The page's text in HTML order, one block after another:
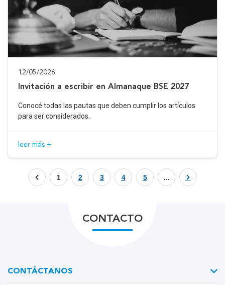
12/05/2026
Invitación a escribir en Almanaque BSE 2027
Conocé todas las pautas que deben cumplir los artículos
para ser considerados.
leer más +
1 2 3 4 5 ...
CONTACTO
CONTÁCTANOS